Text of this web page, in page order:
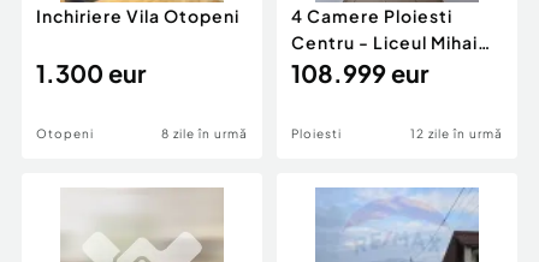
Inchiriere Vila Otopeni
1.300 eur
Otopeni 8 zile în urmă
4 Camere Ploiesti
Centru - Liceul Mihai
Viteazul
108.999 eur
Ploiesti 12 zile în urmă